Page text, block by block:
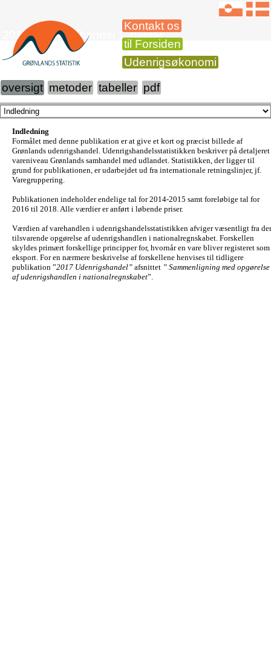
Kontakt os
til Forsiden
Udenrigsøkonomi
2018 Udenrigshandel 1. halvår
oversigt metoder tabeller pdf